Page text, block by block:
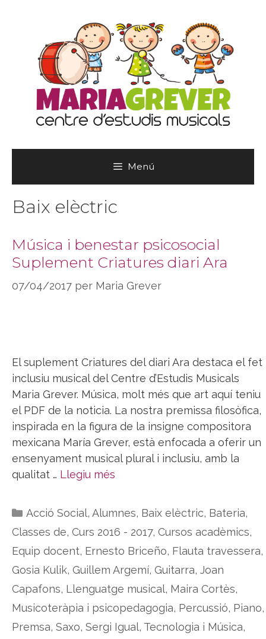
Menú
Baix elèctric
Música i benestar psicosocial
Suplement Criatures diari Ara
07/04/2017 per Maria Grever
El suplement Criatures del diari Ara destaca el fet
inclusiu musical del Centre d’Estudis Musicals
Maria Grever. Música, molt més que art aquí teniu
el PDF de la noticia. La nostra premissa filosòfica,
inspirada en la figura de la insigne compositora
mexicana María Grever, està enfocada a oferir un
ensenyament musical plural i inclusiu, amb la
qualitat … Llegiu més
Categories
Acció Social, Alumnes, Baix elèctric, Bateria,
Classes de, Curs 2016 - 2017, Cursos acadèmics,
Equip docent, Ernesto Briceño, Flauta travessera,
Gosia Kulik, Guillem Argemí, Guitarra, Joan
Capafons, Llenguatge musical, Maira Cortès,
Musicoteràpia i psicopedagogia, Percussió, Piano,
Premsa, Saxo, Sergi Igual, Tecnologia i Música,